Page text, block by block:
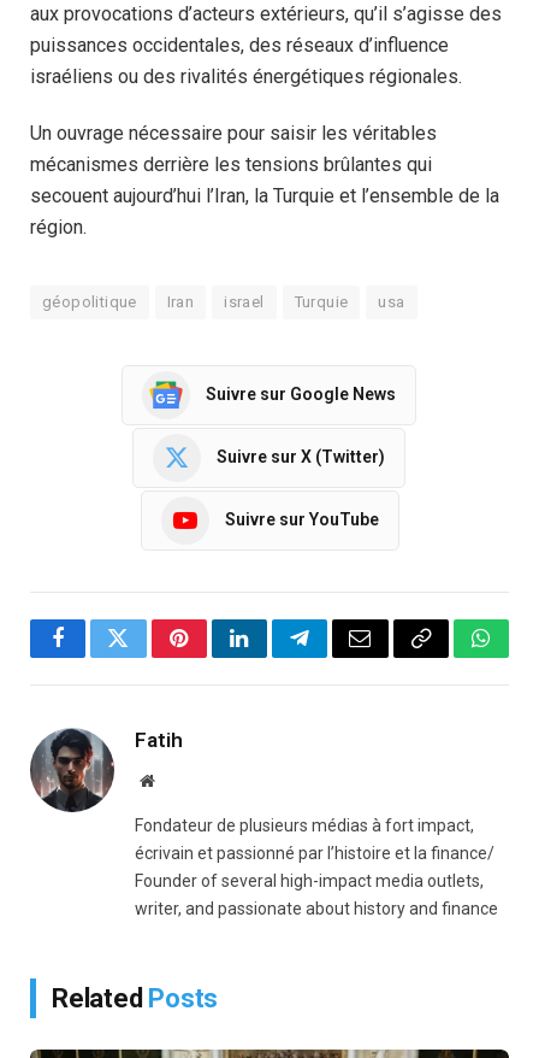
aux provocations d’acteurs extérieurs, qu’il s’agisse des
puissances occidentales, des réseaux d’influence
israéliens ou des rivalités énergétiques régionales.
Un ouvrage nécessaire pour saisir les véritables
mécanismes derrière les tensions brûlantes qui
secouent aujourd’hui l’Iran, la Turquie et l’ensemble de la
région.
géopolitique Iran israel Turquie usa
Suivre sur Google News
Suivre sur X (Twitter)
Suivre sur YouTube
FacebookTwitterPinterestLinkedInTelegramEmail Copy
Fatih
Website
Fondateur de plusieurs médias à fort impact,
écrivain et passionné par l’histoire et la finance/
Founder of several high-impact media outlets,
writer, and passionate about history and finance
Related Posts